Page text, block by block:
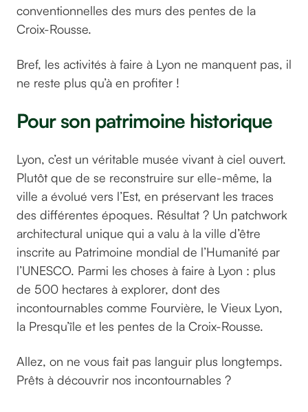
conventionnelles des murs des pentes de la
Croix-Rousse.
Bref, les activités à faire à Lyon ne manquent pas, il
ne reste plus qu’à en profiter !
Pour son patrimoine historique
Lyon, c’est un véritable musée vivant à ciel ouvert.
Plutôt que de se reconstruire sur elle-même, la
ville a évolué vers l’Est, en préservant les traces
des différentes époques. Résultat ? Un patchwork
architectural unique qui a valu à la ville d’être
inscrite au Patrimoine mondial de l’Humanité par
l’UNESCO. Parmi les choses à faire à Lyon : plus
de 500 hectares à explorer, dont des
incontournables comme Fourvière, le Vieux Lyon,
la Presqu’île et les pentes de la Croix-Rousse.
Allez, on ne vous fait pas languir plus longtemps.
Prêts à découvrir nos incontournables ?